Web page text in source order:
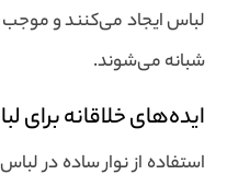
لباس ایجاد می‌کنند و
شبانه می‌شوند.
ایده‌های خلاقانه برای
استفاده از نوار ساده در